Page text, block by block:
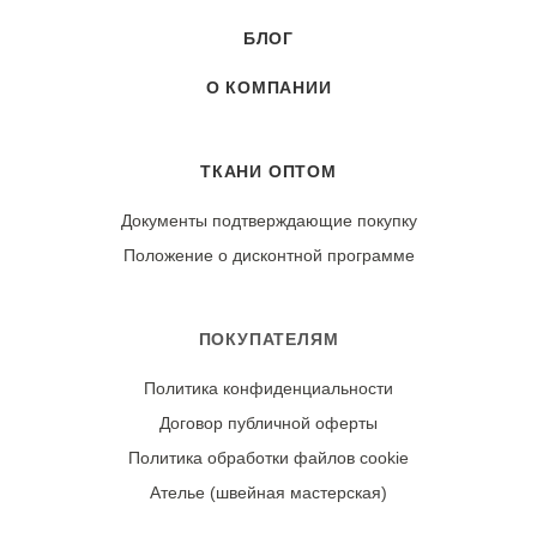
БЛОГ
О КОМПАНИИ
ТКАНИ ОПТОМ
Документы подтверждающие покупку
Положение о дисконтной программе
ПОКУПАТЕЛЯМ
Политика конфиденциальности
Договор публичной оферты
Политика обработки файлов cookie
Ателье (швейная мастерская)